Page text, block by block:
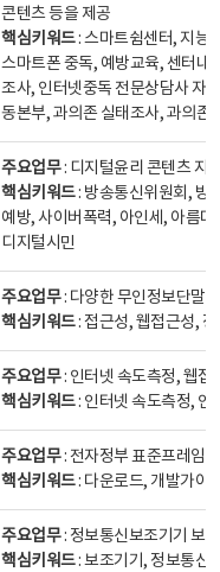
콘텐츠 등을 제공
핵심키워드: 스마트쉼센터, 지능
스마트폰 중독, 예방교육, 센터내
조사, 인터넷중독 전문상담사 자
동본부, 과의존 실태조사, 과의존
주요업무: 디지털윤리 콘텐츠 지
핵심키워드: 방송통신위원회, 방
예방, 사이버폭력, 아인세, 아름
디지털시민
주요업무: 다양한 무인정보단말
핵심키워드: 접근성, 웹접근성,
주요업무: 인터넷 속도측정, 웹접
핵심키워드: 인터넷 속도측정, 인
주요업무: 전자정부 표준프레임
핵심키워드: 다운로드, 개발가이
주요업무: 정보통신보조기기 보
핵심키워드: 보조기기, 정보통신